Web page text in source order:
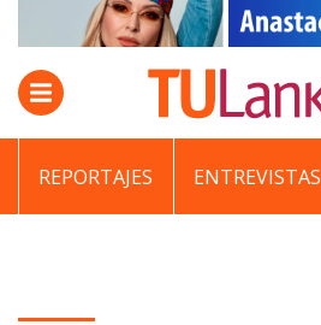
REPORTAJES ENTREVISTAS